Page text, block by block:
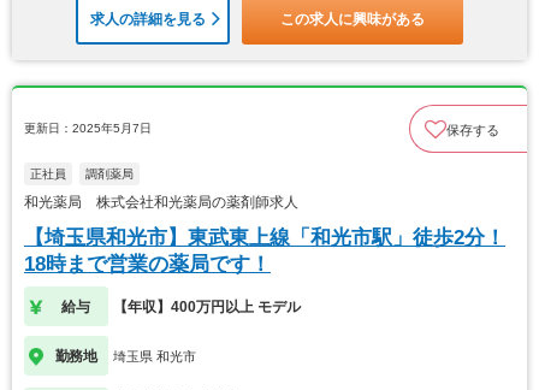
求人の詳細を見る この求人に興味がある
更新日：2025年5月7日 保存する
正社員 調剤薬局
和光薬局 株式会社和光薬局の薬剤師求人
【埼玉県和光市】東武東上線「和光市駅」徒歩2分！
18時まで営業の薬局です！
給与 【年収】400万円以上 モデル
勤務地 埼玉県 和光市